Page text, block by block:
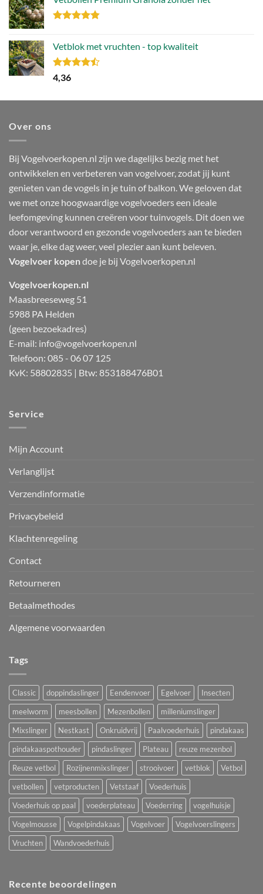
106,49.
Vetblok met vruchten - top kwaliteit
Gewaardeerd
4.44
4,36
Over ons
Bij Vogelvoerkopen.nl zijn we dagelijks bezig met het
ontwikkelen en verbeteren van vogelvoer, zodat jij kunt
genieten van de vogels in je tuin of balkon. We geloven dat
we met onze hoogwaardige vogelvoeders een ideale
leefomgeving kunnen creëren voor tuinvogels. Dit doen we
door verantwoord en gezonde vogelvoeders aan te bieden
waar je, elke dag weer, veel plezier aan kunt beleven.
Vogelvoer kopendoe je bij Vogelvoerkopen.nl
Vogelvoerkopen.nl
Maasbreeseweg 51
5988 PA Helden
(geen bezoekadres)
E-mail: info@vogelvoerkopen.nl
Telefoon: 085 - 06 07 125
KvK: 58802835 | Btw: 853188476B01
Service
Mijn Account
Verlanglijst
Verzendinformatie
Privacybeleid
Klachtenregeling
Contact
Retourneren
Betaalmethodes
Algemene voorwaarden
Tags
Classic doppindaslinger Eendenvoer Egelvoer
Insecten
meelworm
meesbollen Mezenbollen
milleniumslinger
Mixslinger
Nestkast Onkruidvrij Paalvoederhuis
pindakaas
pindakaaspothouder
pindaslinger Plateau
reuze mezenbol
Reuze vetbol
Rozijnenmixslinger strooivoer vetblok
Vetbol
vetbollen
vetproducten Vetstaaf
Voederhuis
Voederhuis op paal
voederplateau Voederring
vogelhuisje
Vogelmousse
Vogelpindakaas Vogelvoer
Vogelvoerslingers
Vruchten
Wandvoederhuis
Recente beoordelingen